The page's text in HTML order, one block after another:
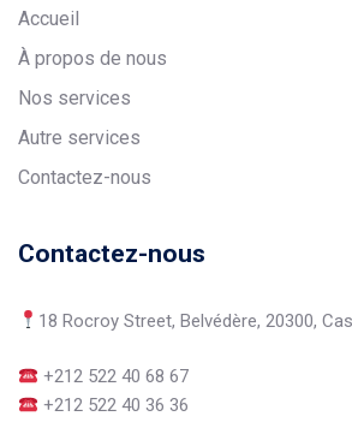
Accueil
À propos de nous
Nos services
Autre services
Contactez-nous
Contactez-nous
18 Rocroy Street, Belvédère, 20300,
+212 522 40 68 67
+212 522 40 36 36